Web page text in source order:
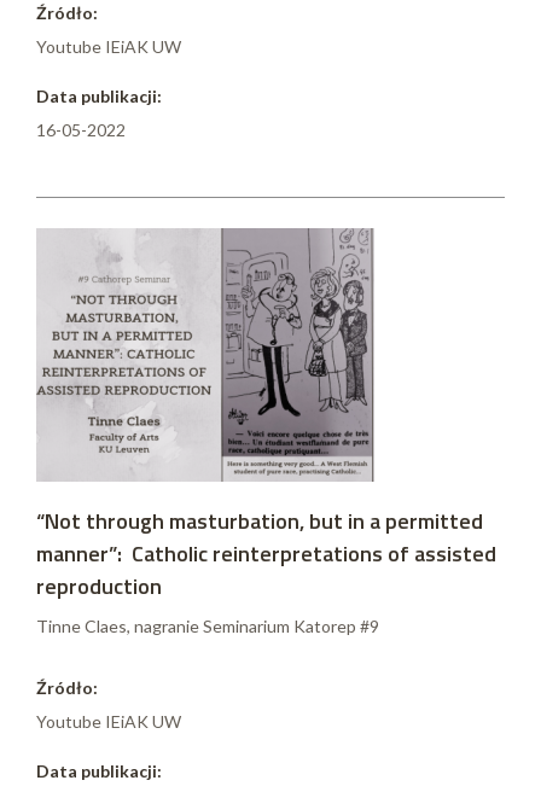
Źródło:
Youtube IEiAK UW
Data publikacji:
16-05-2022
“Not through masturbation, but in a permitted
manner”: Catholic reinterpretations of assisted
reproduction
Tinne Claes, nagranie Seminarium Katorep #9
Źródło:
Youtube IEiAK UW
Data publikacji: